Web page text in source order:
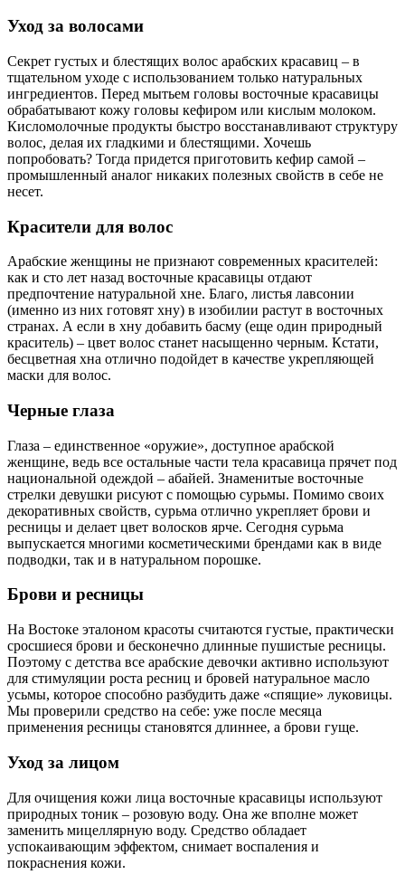
Уход за волосами
Секрет густых и блестящих волос арабских красавиц – в
тщательном уходе с использованием только натуральных
ингредиентов. Перед мытьем головы восточные красавицы
обрабатывают кожу головы кефиром или кислым молоком.
Кисломолочные продукты быстро восстанавливают структуру
волос, делая их гладкими и блестящими. Хочешь
попробовать? Тогда придется приготовить кефир самой –
промышленный аналог никаких полезных свойств в себе не
несет.
Красители для волос
Арабские женщины не признают современных красителей:
как и сто лет назад восточные красавицы отдают
предпочтение натуральной хне. Благо, листья лавсонии
(именно из них готовят хну) в изобилии растут в восточных
странах. А если в хну добавить басму (еще один природный
краситель) – цвет волос станет насыщенно черным. Кстати,
бесцветная хна отлично подойдет в качестве укрепляющей
маски для волос.
Черные глаза
Глаза – единственное «оружие», доступное арабской
женщине, ведь все остальные части тела красавица прячет под
национальной одеждой – абайей. Знаменитые восточные
стрелки девушки рисуют с помощью сурьмы. Помимо своих
декоративных свойств, сурьма отлично укрепляет брови и
ресницы и делает цвет волосков ярче. Сегодня сурьма
выпускается многими косметическими брендами как в виде
подводки, так и в натуральном порошке.
Брови и ресницы
На Востоке эталоном красоты считаются густые, практически
сросшиеся брови и бесконечно длинные пушистые ресницы.
Поэтому с детства все арабские девочки активно используют
для стимуляции роста ресниц и бровей натуральное масло
усьмы, которое способно разбудить даже «спящие» луковицы.
Мы проверили средство на себе: уже после месяца
применения ресницы становятся длиннее, а брови гуще.
Уход за лицом
Для очищения кожи лица восточные красавицы используют
природных тоник – розовую воду. Она же вполне может
заменить мицеллярную воду. Средство обладает
успокаивающим эффектом, снимает воспаления и
покраснения кожи.